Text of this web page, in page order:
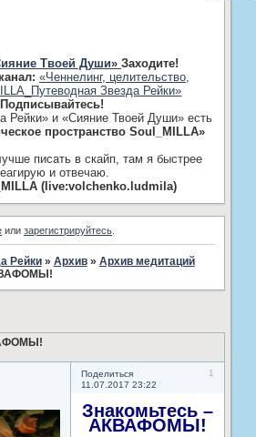
Твоей Души» Заходите!
«Ченнелинг, целительство,
Звезда Рейки»
Подписывайтесь!
Рейки» и «Сияние Твоей Души» есть
пространство Soul_MILLA»
писать в скайп, там я быстрее
и отвечаю.
(live:volchenko.ludmila)
илизарегистрируйтесь
Рейки » ­Архив » ­Архив медитаций
Поделиться
1
11.07.2017 23:22
Знакомьтесь –
АКВАФОМЫ!